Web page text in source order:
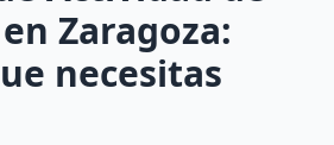
Zaragoza:
necesitas